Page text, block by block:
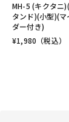
MH-5 (キクタニ
タンド)(小型)(マ
ダー付き)
¥1,980 （税込）